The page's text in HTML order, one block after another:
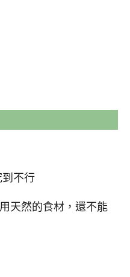
不行
天然的食材，還不能